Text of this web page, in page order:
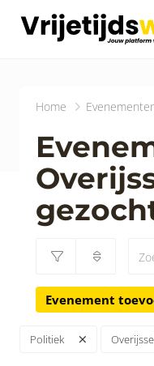
Home
Evenement
Politiek